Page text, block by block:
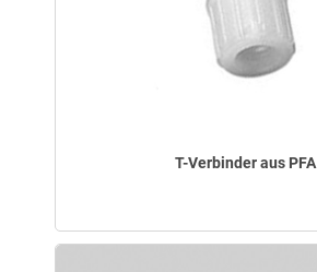
T-Verbinder aus PFA